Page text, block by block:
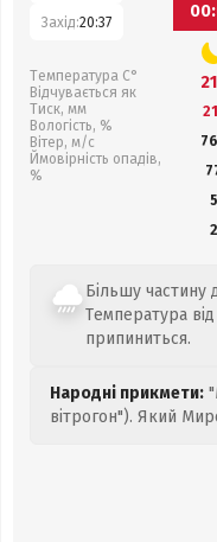
Захід:20:37
Температура С°
Відчувається як
Тиск, мм
Вологість, %
Вітер, м/с
Ймовірність опадів,
%
5
2
Більшу частину
Температура
припиниться.
Народні прикмети:
вітрогон"). Який